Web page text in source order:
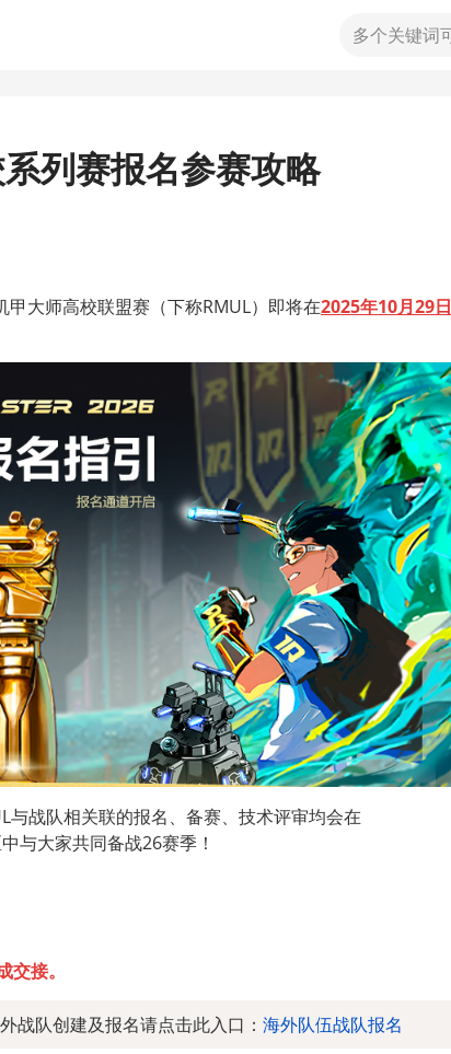
列赛报名参赛攻略
大师高校联盟赛（下称RMUL）即将在2025年10月29日
战队相关联的报名、备赛、技术评审均会在
与大家共同备战26赛季！
接。
战队创建及报名请点击此入口： 海外队伍战队报名